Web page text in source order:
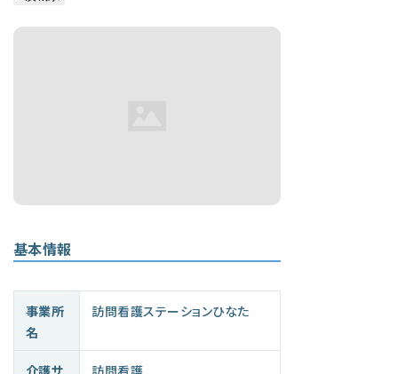
基本情報
事業所
名
訪問看護ステーションひなた
介護サ 訪問看護